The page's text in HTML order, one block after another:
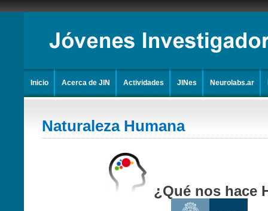
Naturaleza Humana
¿Qué nos hace
Inicio Acerca de JIN Actividades JINes Neurolabs.ar